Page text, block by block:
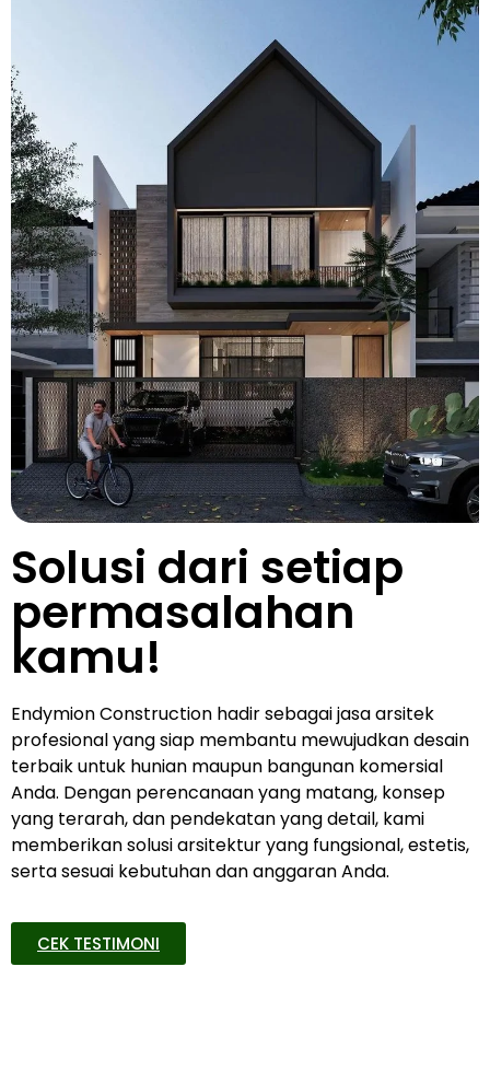
Solusi dari setiap
permasalahan
kamu!
Endymion Construction hadir sebagai jasa arsitek
profesional yang siap membantu mewujudkan desain
terbaik untuk hunian maupun bangunan komersial
Anda. Dengan perencanaan yang matang, konsep
yang terarah, dan pendekatan yang detail, kami
memberikan solusi arsitektur yang fungsional, estetis,
serta sesuai kebutuhan dan anggaran Anda.
CEK TESTIMONI